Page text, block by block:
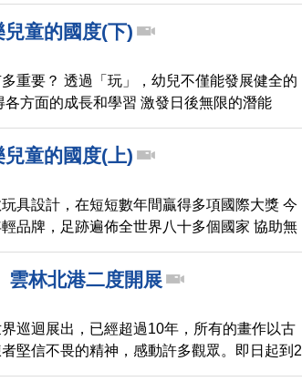
童的國度(下)
多重要？ 透過「玩」，幼兒不僅能發展健全的
各方面的成長和學習 激發日後無限的潛能
童的國度(上)
具設計，在短短數年間贏得多項國際大獎 今
品牌，足跡遍佈全世界八十多個國家 協助無
勢
林北港二度開展
巡迴展出，已經超過10年，所有的畫作以古
堅信不畏的精神，感動許多觀眾。即日起到2
林北港的知名藝廊展出，原創作家之一的李